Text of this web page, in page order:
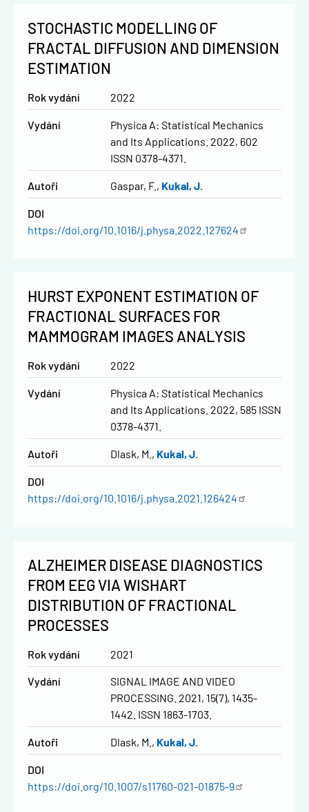
STOCHASTIC MODELLING OF
FRACTAL DIFFUSION AND DIMENSION
ESTIMATION
Rok vydání 2022
Vydání
Physica A: Statistical Mechanics
and Its Applications. 2022, 602
ISSN 0378-4371.
Autoři Gaspar, F. Kukal, J.
DOI
https://doi.org/10.1016/j.physa.2022.127624
HURST EXPONENT ESTIMATION OF
FRACTIONAL SURFACES FOR
MAMMOGRAM IMAGES ANALYSIS
Rok vydání 2022
Vydání
Physica A: Statistical Mechanics
and Its Applications. 2022, 585 ISSN
0378-4371.
Autoři Dlask, M. Kukal, J.
DOI
https://doi.org/10.1016/j.physa.2021.126424
ALZHEIMER DISEASE DIAGNOSTICS
FROM EEG VIA WISHART
DISTRIBUTION OF FRACTIONAL
PROCESSES
Rok vydání 2021
Vydání
SIGNAL IMAGE AND VIDEO
PROCESSING. 2021, 15(7), 1435-
1442. ISSN 1863-1703.
Autoři Dlask, M. Kukal, J.
DOI
https://doi.org/10.1007/s11760-021-01875-9